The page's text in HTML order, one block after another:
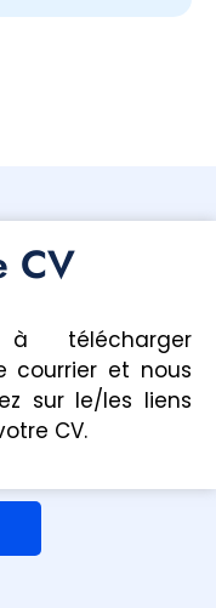
CV
télécharger
courrier et nous
sur le/les liens
CV.